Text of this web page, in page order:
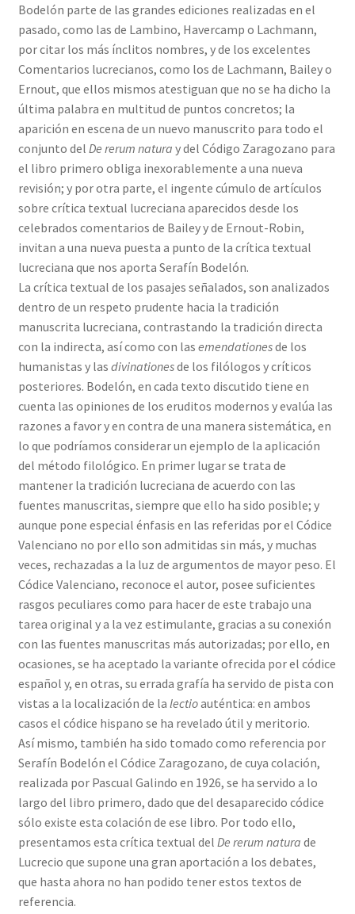
Bodelón parte de las grandes ediciones realizadas en el
pasado, como las de Lambino, Havercamp o Lachmann,
por citar los más ínclitos nombres, y de los excelentes
Comentarios lucrecianos, como los de Lachmann, Bailey o
Ernout, que ellos mismos atestiguan que no se ha dicho la
última palabra en multitud de puntos concretos; la
aparición en escena de un nuevo manuscrito para todo el
conjunto del De rerum natura y del Código Zaragozano para
el libro primero obliga inexorablemente a una nueva
revisión; y por otra parte, el ingente cúmulo de artículos
sobre crítica textual lucreciana aparecidos desde los
celebrados comentarios de Bailey y de Ernout-Robin,
invitan a una nueva puesta a punto de la crítica textual
lucreciana que nos aporta Serafín Bodelón.
La crítica textual de los pasajes señalados, son analizados
dentro de un respeto prudente hacia la tradición
manuscrita lucreciana, contrastando la tradición directa
con la indirecta, así como con las emendationesde los
humanistas y las divinationesde los filólogos y críticos
posteriores. Bodelón, en cada texto discutido tiene en
cuenta las opiniones de los eruditos modernos y evalúa las
razones a favor y en contra de una manera sistemática, en
lo que podríamos considerar un ejemplo de la aplicación
del método filológico. En primer lugar se trata de
mantener la tradición lucreciana de acuerdo con las
fuentes manuscritas, siempre que ello ha sido posible; y
aunque pone especial énfasis en las referidas por el Códice
Valenciano no por ello son admitidas sin más, y muchas
veces, rechazadas a la luz de argumentos de mayor peso. El
Códice Valenciano, reconoce el autor, posee suficientes
rasgos peculiares como para hacer de este trabajo una
tarea original y a la vez estimulante, gracias a su conexión
con las fuentes manuscritas más autorizadas; por ello, en
ocasiones, se ha aceptado la variante ofrecida por el códice
español y, en otras, su errada grafía ha servido de pista con
vistas a la localización de la lectioauténtica: en ambos
casos el códice hispano se ha revelado útil y meritorio.
Así mismo, también ha sido tomado como referencia por
Serafín Bodelón el Códice Zaragozano, de cuya colación,
realizada por Pascual Galindo en 1926, se ha servido a lo
largo del libro primero, dado que del desaparecido códice
sólo existe esta colación de ese libro. Por todo ello,
presentamos esta crítica textual del De rerum natura de
Lucrecio que supone una gran aportación a los debates,
que hasta ahora no han podido tener estos textos de
referencia.